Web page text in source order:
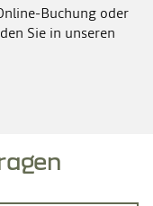
Buchung oder
Sie in unseren